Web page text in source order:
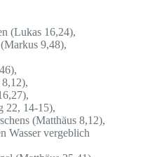
(Lukas 16,24),
9,48),
22, 14-15),
(Matthäus 8,12),
Wasser vergeblich